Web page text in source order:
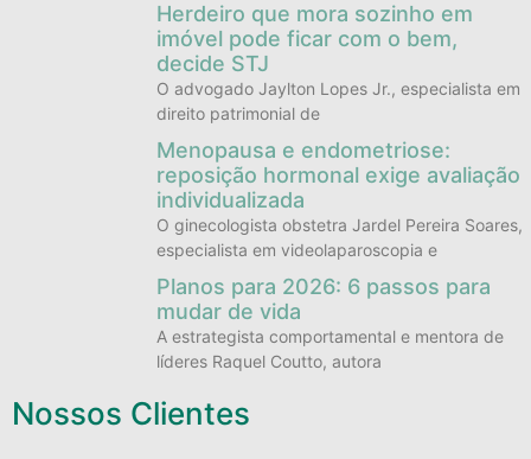
Herdeiro que mora sozinho em
imóvel pode ficar com o bem,
decide STJ
O advogado Jaylton Lopes Jr., especialista em
direito patrimonial de
Menopausa e endometriose:
reposição hormonal exige avaliação
individualizada
O ginecologista obstetra Jardel Pereira Soares,
especialista em videolaparoscopia e
Planos para 2026: 6 passos para
mudar de vida
A estrategista comportamental e mentora de
líderes Raquel Coutto, autora
Nossos Clientes